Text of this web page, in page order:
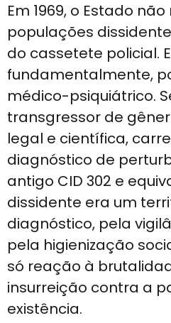
Em 1969, o Estado
populações
do cassetete policial.
fundamentalmente,
médico-psiquiátrico.
transgressor de
legal e científica,
diagnóstico de
antigo CID 302 e
dissidente era um
diagnóstico, pela
pela higienização
só reação à
insurreição contra a
existência.